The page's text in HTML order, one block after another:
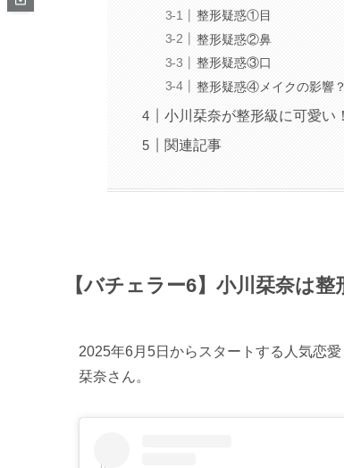
整形疑惑①目
整形疑惑②鼻
整形疑惑③口
整形疑惑④メイクの影響？
小川栞奈が整形級に可愛い！
関連記事
【バチェラー6】小川栞奈は整
2025年6月5日からスタートする人気恋
栞奈さん。